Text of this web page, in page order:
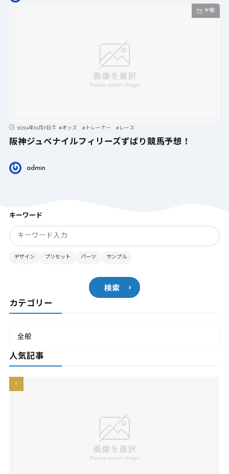
全般
2024年12月7日 #オッズ # トレーナー # レース
阪神ジュベナイルフィリーズずばり競馬予想！
admin
キーワード
デザイン プリセット パーツ サンプル
検索
カテゴリー
全般
人気記事